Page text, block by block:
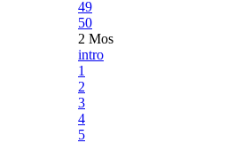
49
50
2 Mos
intro
1
2
3
4
5